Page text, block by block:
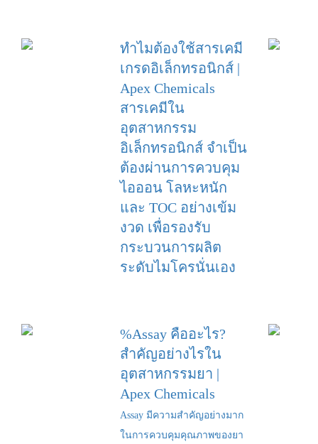
ทำไมต้องใช้สารเคมี
เกรดอิเล็กทรอนิกส์ |
Apex Chemicals
สารเคมีใน
อุตสาหกรรม
อิเล็กทรอนิกส์ จำเป็น
ต้องผ่านการควบคุม
ไอออน โลหะหนัก
และ TOC อย่างเข้ม
งวด เพื่อรองรับ
กระบวนการผลิต
ระดับไมโครนั่นเอง
%Assay คืออะไร?
สำคัญอย่างไรใน
อุตสาหกรรมยา |
Apex Chemicals
Assay มีความสำคัญอย่างมาก
ในการควบคุมคุณภาพของยา